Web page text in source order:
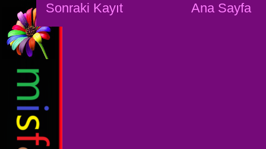
Sonraki Kayıt Ana Sayfa